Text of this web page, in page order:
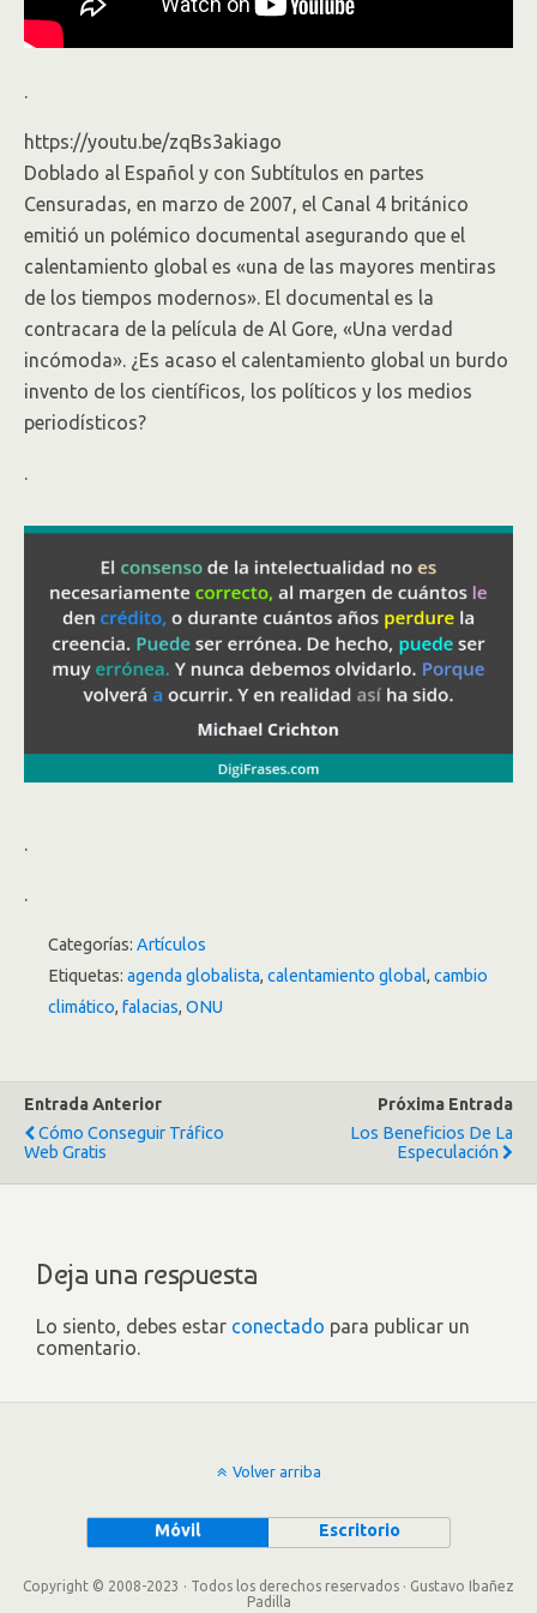
.
https://youtu.be/zqBs3akiago
Doblado al Español y con Subtítulos en partes
Censuradas, en marzo de 2007, el Canal 4 británico
emitió un polémico documental asegurando que el
calentamiento global es «una de las mayores mentiras
de los tiempos modernos». El documental es la
contracara de la pelí­cula de Al Gore, «Una verdad
incómoda». ¿Es acaso el calentamiento global un burdo
invento de los cientí­ficos, los polí­ticos y los medios
periodí­sticos?
.
.
.
Categorías: Artículos
Etiquetas: agenda globalista, calentamiento global, cambio
climático, falacias, ONU
Entrada Anterior
Cómo Conseguir Tráfico
Web Gratis
Próxima Entrada
Los Beneficios De La
Especulación
Deja una respuesta
Lo siento, debes estar conectado para publicar un
comentario.
Volver arriba
Móvil Escritorio
Copyright © 2008-2023 · Todos los derechos reservados · Gustavo Ibañez
Padilla